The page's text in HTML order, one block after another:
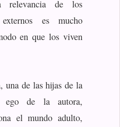
relevancia de los
externos es mucho
en que los viven
una de las hijas de la
de la autora,
el mundo adulto,